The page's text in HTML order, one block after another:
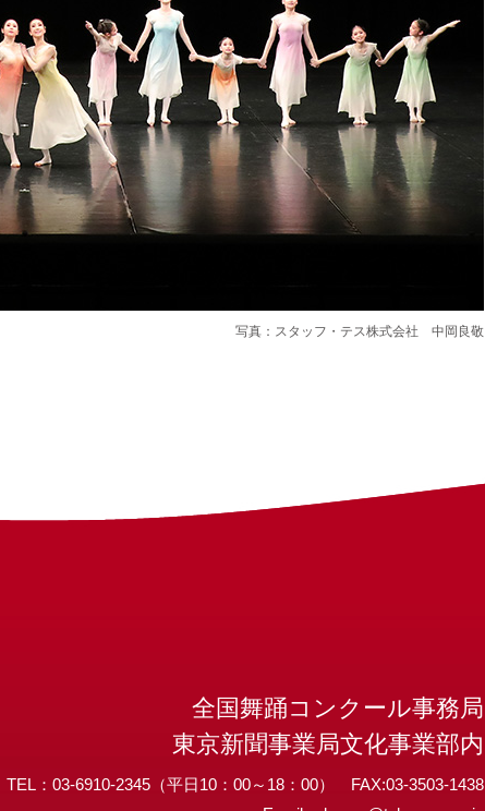
写真：スタッフ・テス株式会社 中岡良敬
全国舞踊コンクール事務局
東京新聞事業局文化事業部内
TEL：03-6910-2345（平日10：00～18：00） FAX:03-3503-1438